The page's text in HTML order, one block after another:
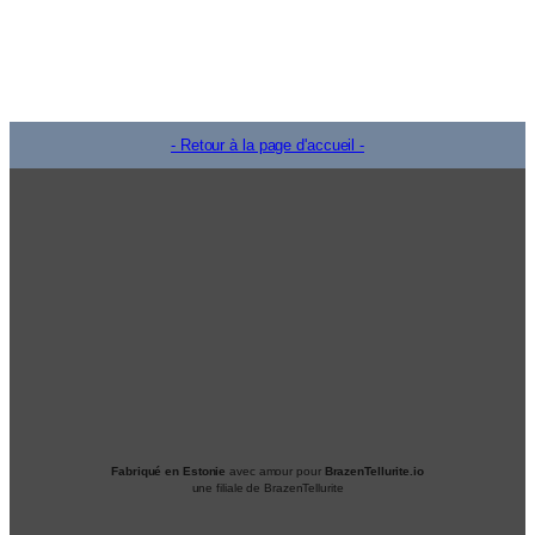
- Retour à la page d'accueil -
Fabriqué en Estonie avec amour pour BrazenTellurite.io
une filiale de BrazenTellurite